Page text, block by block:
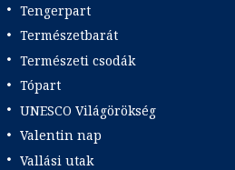
Tengerpart
Természetbarát
Természeti csodák
Tópart
UNESCO Világörökség
Valentin nap
Vallási utak